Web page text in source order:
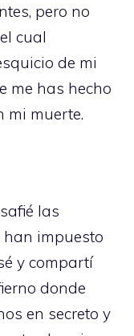
pero no
cual
de mi
me has hecho
mi muerte.
las
impuesto
y compartí
donde
en secreto y